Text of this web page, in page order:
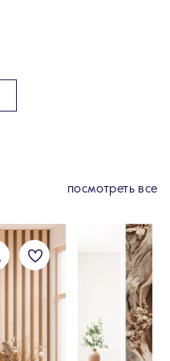
посмотреть все